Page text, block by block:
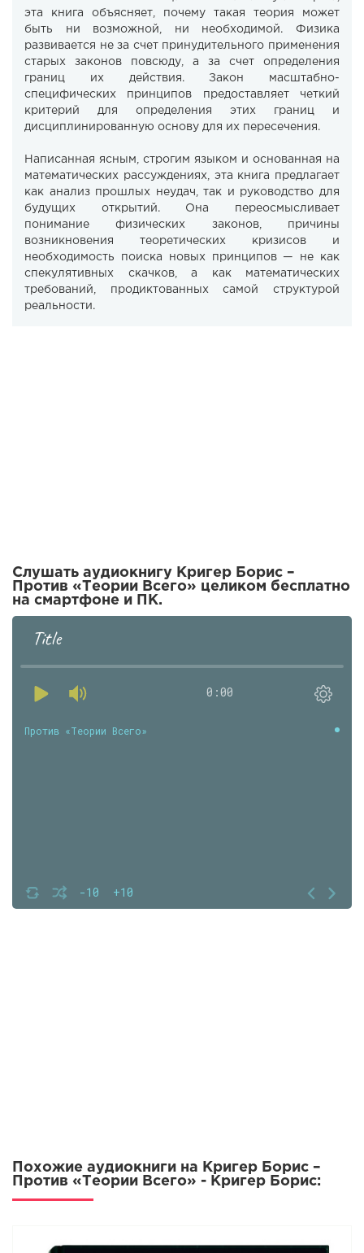
эта книга объясняет, почему такая теория может
быть ни возможной, ни необходимой. Физика
развивается не за счет принудительного применения
старых законов повсюду, а за счет определения
границ их действия. Закон масштабно-
специфических принципов предоставляет четкий
критерий для определения этих границ и
дисциплинированную основу для их пересечения.
Написанная ясным, строгим языком и основанная на
математических рассуждениях, эта книга предлагает
как анализ прошлых неудач, так и руководство для
будущих открытий. Она переосмысливает
понимание физических законов, причины
возникновения теоретических кризисов и
необходимость поиска новых принципов — не как
спекулятивных скачков, а как математических
требований, продиктованных самой структурой
реальности.
Слушать аудиокнигу Кригер Борис –
Против «Теории Всего» целиком бесплатно
на смартфоне и ПК.
Title
0:00
-10 +10
Против «Теории Всего»
Похожие аудиокниги на Кригер Борис –
Против «Теории Всего» - Кригер Борис: